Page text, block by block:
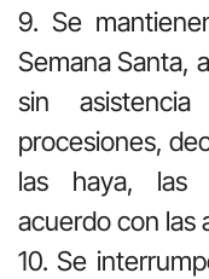
9. Se
Semana Santa,
sin
procesiones,
las haya, las
acuerdo con las
10. Se